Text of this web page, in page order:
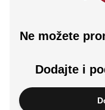
Ne možete
Dodajte i